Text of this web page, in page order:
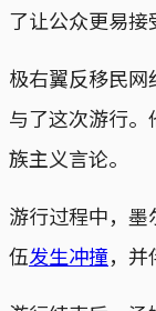
了让公众更易接
极右翼反移民
与了这次游行。
族主义言论。
游行过程中，
伍发生冲撞，并